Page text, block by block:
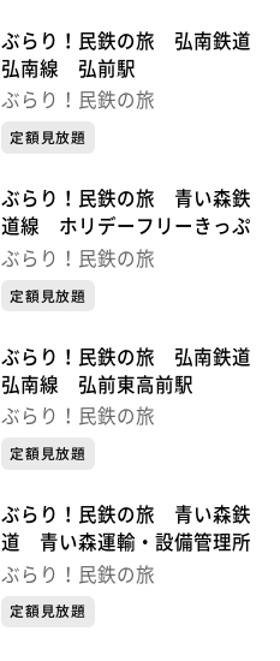
ぶらり！民鉄の旅 弘南鉄道
弘南線 弘前駅
ぶらり！民鉄の旅
定額見放題
ぶらり！民鉄の旅 青い森鉄
道線 ホリデーフリーきっぷ
ぶらり！民鉄の旅
定額見放題
ぶらり！民鉄の旅 弘南鉄道
弘南線 弘前東高前駅
ぶらり！民鉄の旅
定額見放題
ぶらり！民鉄の旅 青い森鉄
道 青い森運輸・設備管理所
ぶらり！民鉄の旅
定額見放題